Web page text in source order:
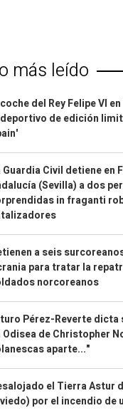
más leído
del Rey Felipe VI
de edición
Guardia Civil detiene en
(Sevilla) a dos
in fraganti
a seis
para tratar la
norcoreanos
Pérez-Reverte dicta
Odisea de Christopher
aparte..."
el Tierra Astur
por el incendio de